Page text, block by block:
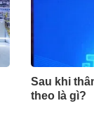
Sau khi
theo là gì?